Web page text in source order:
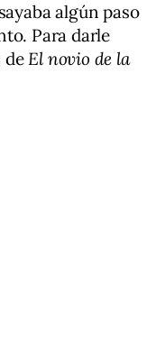
algún paso
Para darle
deEl novio de la